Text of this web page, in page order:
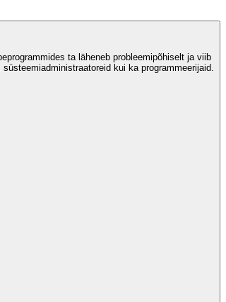
ta läheneb probleemipõhiselt ja viib
kui ka programmeerijaid.